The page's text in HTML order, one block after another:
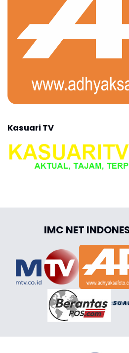
Kasuari TV
IMC NET